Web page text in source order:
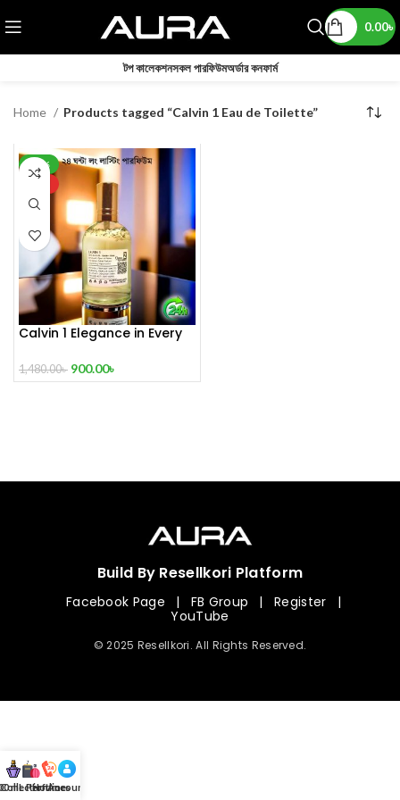
0.00৳
টপ কালেকশনসকল পারফিউমঅর্ডার কনফার্ম
Home Products tagged “Calvin 1 Eau de Toilette”
-39%
Calvin 1 Elegance in Every
1,480.00৳ 900.00৳
Build By Resellkori Platform
Facebook Page | FB Group | Register
|
YouTube
© 2025 Resellkori. All Rights Reserved.
mL Perfumes
Hotline
Account